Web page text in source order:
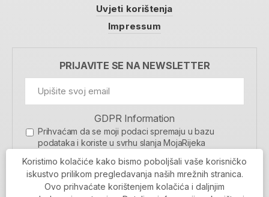
Uvjeti korištenja
Impressum
PRIJAVITE SE NA NEWSLETTER
GDPR Information
Prihvaćam da se moji podaci spremaju u bazu
podataka i koriste u svrhu slanja MojaRijeka
MOJARIJEKA NEWSLETTER
PRIJAVI SE
Koristimo kolačiće kako bismo poboljšali vaše korisničko
iskustvo prilikom pregledavanja naših mrežnih stranica.
Ovo prihvaćate korištenjem kolačića i daljnjim